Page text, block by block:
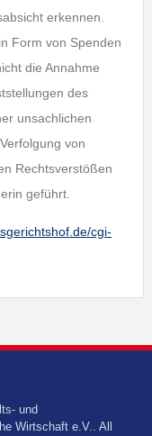
erkennen.
Form von Spenden
die Annahme
des
unsachlichen
von
Rechtsverstößen
geführt.
cgi-
und
Wirtschaft e.V.. All